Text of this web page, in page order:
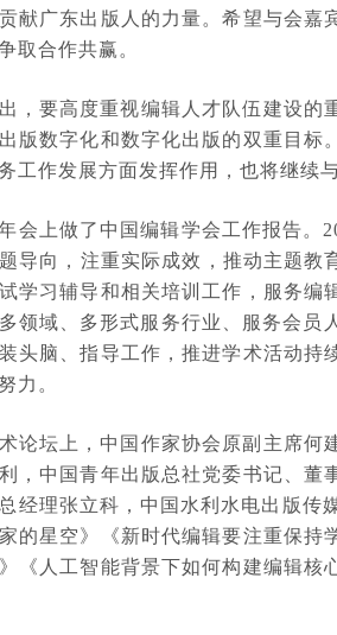
献广东出版人的力量。希望与会嘉
取合作共赢。
，要高度重视编辑人才队伍建设的
版数字化和数字化出版的双重目标
工作发展方面发挥作用，也将继续
会上做了中国编辑学会工作报告。
导向，注重实际成效，推动主题教
学习辅导和相关培训工作，服务编
领域、多形式服务行业、服务会
头脑、指导工作，推进学术活动
力。
论坛上，中国作家协会原副主席何
，中国青年出版总社党委书记、
经理张立科，中国水利水电出版传
的星空》《新时代编辑要注重保
《人工智能背景下如何构建编辑